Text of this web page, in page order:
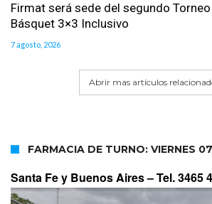
Firmat será sede del segundo
Básquet 3×3 Inclusivo
7 agosto, 2026
Abrir mas artículos
FARMACIA DE TURNO: VIERNES
Santa Fe y Buenos Aires –Tel. 3465